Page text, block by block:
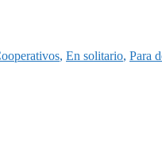
, En solitario, Para